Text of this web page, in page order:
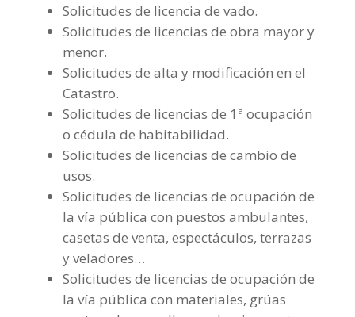
Solicitudes de licencia de vado.
Solicitudes de licencias de obra mayor y
menor.
Solicitudes de alta y modificación en el
Catastro.
Solicitudes de licencias de 1ª ocupación
o cédula de habitabilidad.
Solicitudes de licencias de cambio de
usos.
Solicitudes de licencias de ocupación de
la vía pública con puestos ambulantes,
casetas de venta, espectáculos, terrazas
y veladores…
Solicitudes de licencias de ocupación de
la vía pública con materiales, grúas